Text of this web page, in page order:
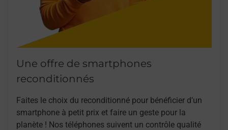
Une offre de smartphones
reconditionnés
Faites le choix du reconditionné pour bénéficier d’un
smartphone à petit prix et faire un geste pour la
planète ! Nos téléphones suivent un contrôle qualité